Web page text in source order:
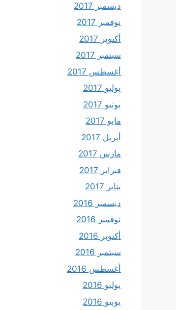
ديسمبر 2017
نوفمبر 2017
أكتوبر 2017
سبتمبر 2017
أغسطس 2017
يوليو 2017
يونيو 2017
مايو 2017
أبريل 2017
مارس 2017
فبراير 2017
يناير 2017
ديسمبر 2016
نوفمبر 2016
أكتوبر 2016
سبتمبر 2016
أغسطس 2016
يوليو 2016
يونيو 2016